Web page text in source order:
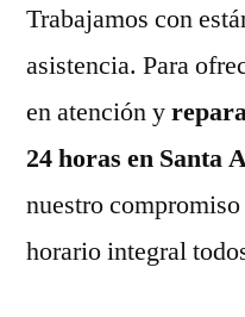
Trabajamos con
asistencia. Para
en atención y
24 horas en Santa
nuestro
horario integral